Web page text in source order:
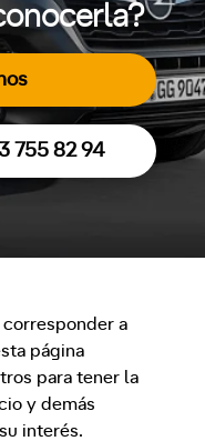
755 82 94
a
página
para tener la
y demás
interés.